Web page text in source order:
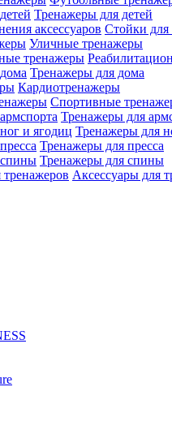
Тренажеры для детей
Стойки для
Уличные тренажеры
Тренажеры для дома
Кардиотренажеры
Спортивные
Тренажеры для
Тренажеры для
Тренажеры для пресса
Тренажеры для спины
Аксессуары для